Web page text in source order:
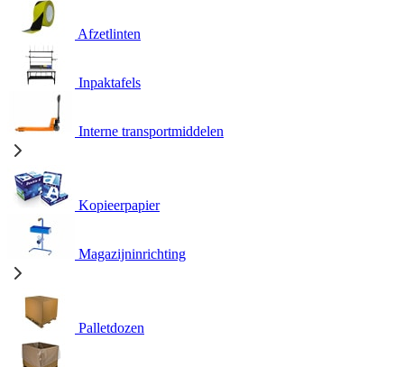
Afzetlinten
Inpaktafels
Interne transportmiddelen
Kopieerpapier
Magazijninrichting
Palletdozen